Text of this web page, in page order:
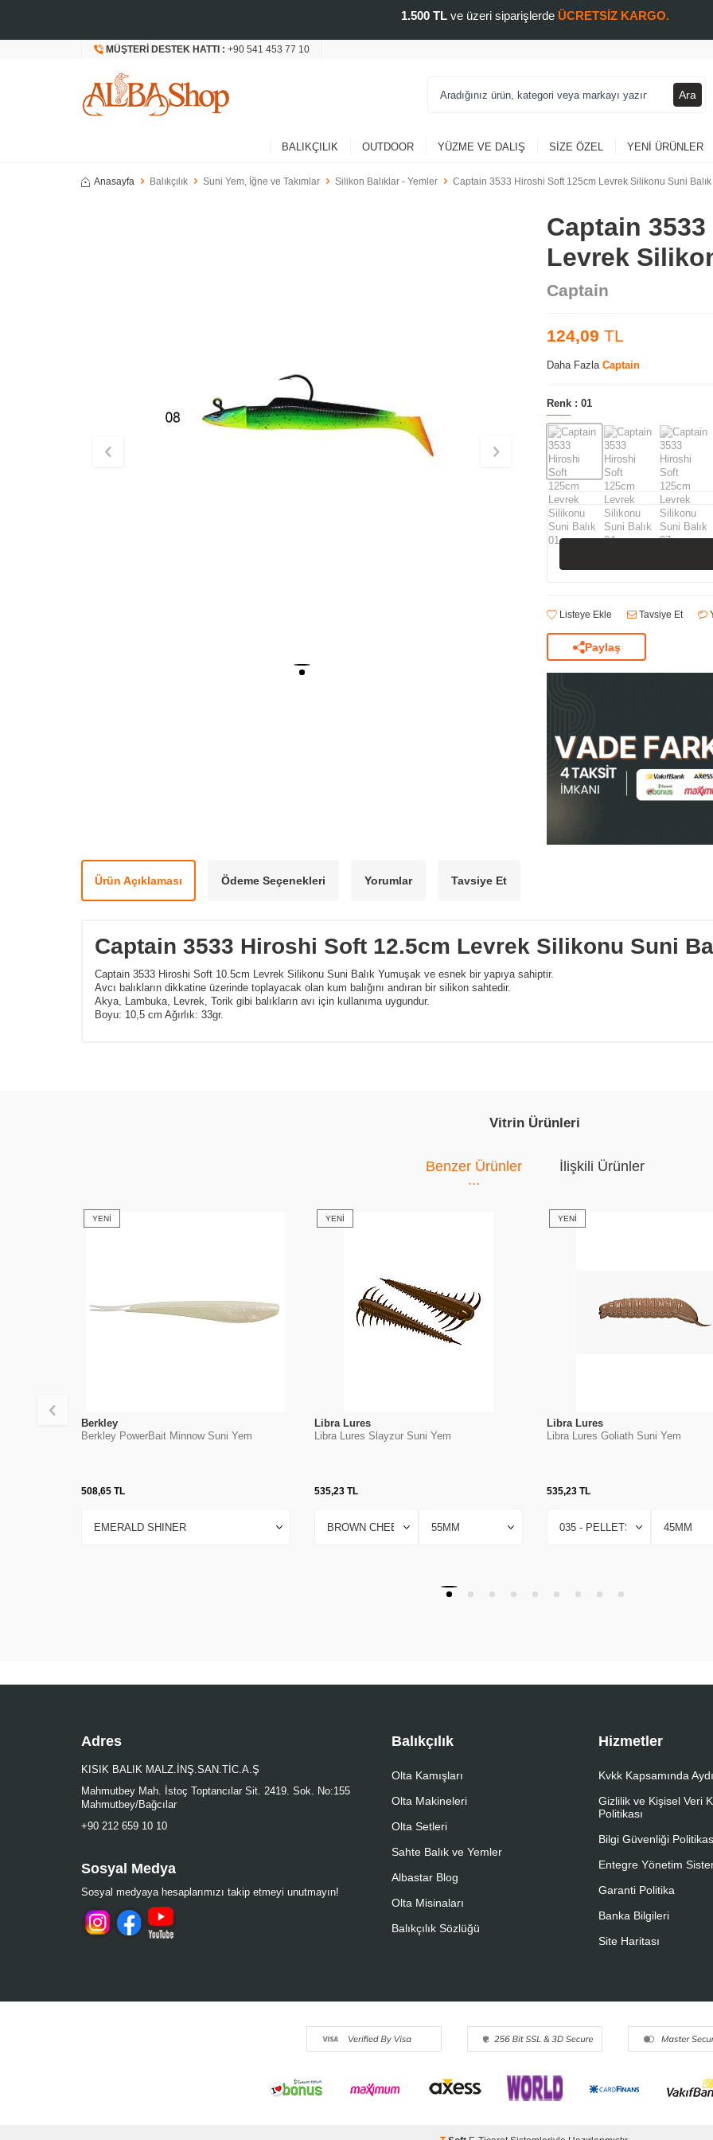
1.500 TLve üzeri siparişlerde ÜCRETSİZ KARGO.
MÜŞTERI DESTEK HATTI : +90 541 453 77 10
Ara
BALIKÇILIK OUTDOOR YÜZME VE DALIŞ SIZE ÖZEL YENI ÜRÜNLER
Anasayfa Balıkçılık Suni Yem, İğne ve Takımlar Silikon Balıklar - Yemler Captain 3533 Hiroshi Soft 125cm Levrek Silikonu Suni Balık
Captain
Levrek
Captain
124,09 TL
Daha Fazla Captain
Renk : 01
Listeye Ekle Tavsiye Et
Paylaş
Ürün Açıklaması Ödeme Seçenekleri Yorumlar Tavsiye Et
Captain 3533 Hiroshi Soft 12.5cm Levrek Silikonu Suni
Captain 3533 Hiroshi Soft 10.5cm Levrek Silikonu Suni Balık Yumuşak ve esnek bir yapıya sahiptir.
Avcı balıkların dikkatine üzerinde toplayacak olan kum balığını andıran bir silikon sahtedir.
Akya, Lambuka, Levrek, Torik gibi balıkların avı için kullanıma uygundur.
Boyu: 10,5 cm Ağırlık: 33gr.
Vitrin Ürünleri
Benzer Ürünler İlişkili Ürünler
YENI
Berkley
Berkley PowerBait Minnow Suni Yem
508,65 TL
YENI
Libra Lures
Libra Lures Slayzur Suni Yem
535,23TL
YENI
Libra Lures
Libra Lures Goliath Suni Yem
535,23 TL
Adres
KISIK BALIK MALZ.İNŞ.SAN.TİC.A.Ş
Mahmutbey Mah. İstoç Toptancılar Sit. 2419. Sok. No:155
Mahmutbey/Bağcılar
+90 212 659 10 10
Sosyal Medya
Sosyal medyaya hesaplarımızı takip etmeyi unutmayın!
Balıkçılık
Olta Kamışları
Olta Makineleri
Olta Setleri
Sahte Balık ve Yemler
Albastar Blog
Olta Misinaları
Balıkçılık Sözlüğü
Hizmetler
Kvkk Kapsamında
Gizlilik ve Kişisel Veri
Politikası
Bilgi Güvenliği
Entegre Yönetim
Garanti Politika
Banka Bilgileri
Site Haritası